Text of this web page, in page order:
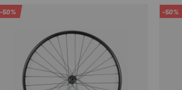
-50% -50%